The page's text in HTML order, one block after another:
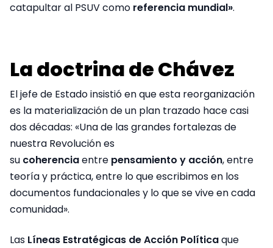
catapultar al PSUV como referencia mundial».
La doctrina de Chávez
El jefe de Estado insistió en que esta reorganización
es la materialización de un plan trazado hace casi
dos décadas: «Una de las grandes fortalezas de
nuestra Revolución es
su coherenciaentre pensamiento y acción, entre
teoría y práctica, entre lo que escribimos en los
documentos fundacionales y lo que se vive en cada
comunidad».
Las Líneas Estratégicas de Acción Políticaque